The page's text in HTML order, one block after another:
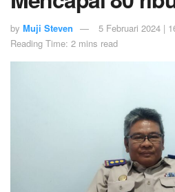
by Muji Steven
5 Februari 2024 |
Reading Time: 2 mins read